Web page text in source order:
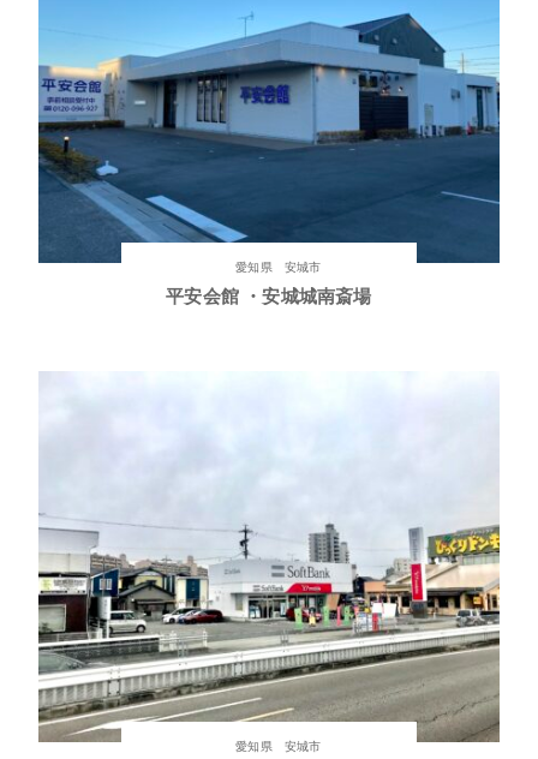
愛知県 安城市
平安会館 ・安城城南斎場
愛知県 安城市